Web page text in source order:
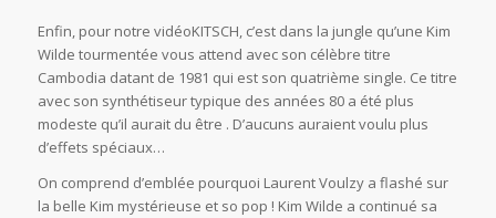
Enfin, pour notre vidéoKITSCH, c’est dans la jungle qu’une Kim
Wilde tourmentée vous attend avec son célèbre titre
Cambodia datant de 1981 qui est son quatrième single. Ce titre
avec son synthétiseur typique des années 80 a été plus
modeste qu’il aurait du être . D’aucuns auraient voulu plus
d’effets spéciaux…
On comprend d’emblée pourquoi Laurent Voulzy a flashé sur
la belle Kim mystérieuse et so pop ! Kim Wilde a continué sa